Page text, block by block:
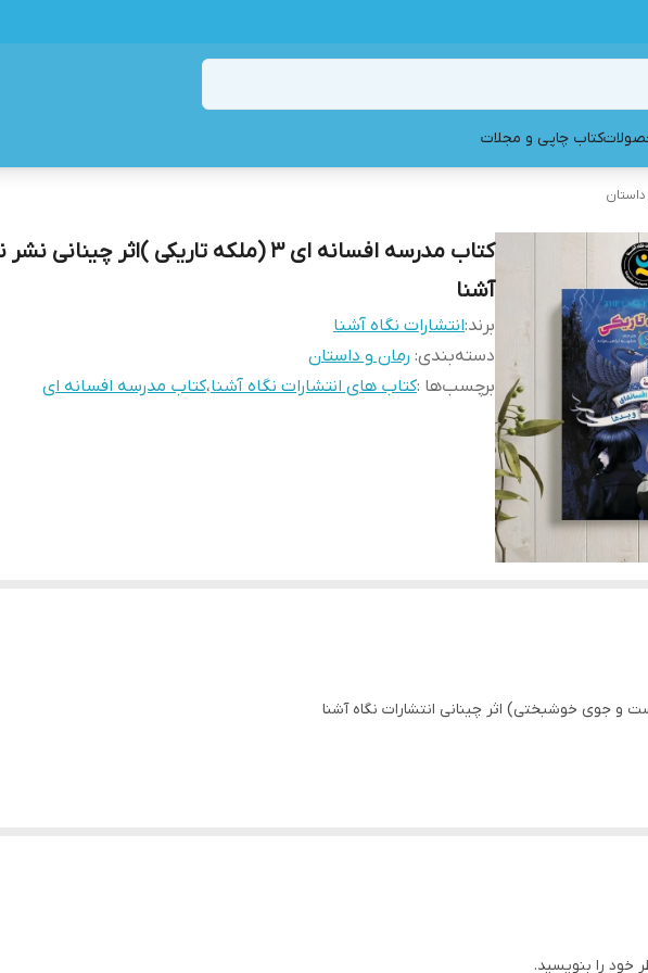
کتاب چاپی و مجلات
کتاب مدرسه افسانه ای 3 (ملکه تاریکی )اثر چینانی
آشنا
برند:انتشارات نگاه آشنا
دسته‌بندی: رمان و داستان
برچسب‌ها :کتاب های انتشارات نگاه آشنا،کتاب مدرسه افسانه ای
خود را بنویسید.